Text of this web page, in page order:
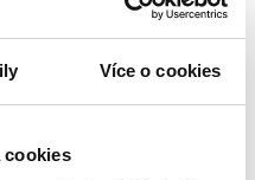
Více o cookies
cookies
TO,
nebyl nalezen.
filtr